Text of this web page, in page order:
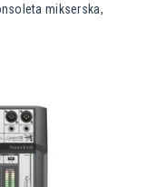
mikserska,